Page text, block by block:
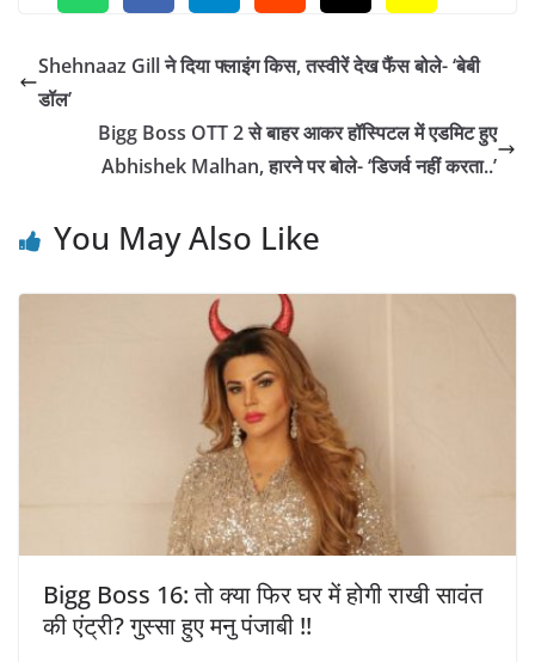
Shehnaaz Gill ने दिया फ्लाइंग किस, तस्वीरें देख फैंस बोले- ‘बेबी
डॉल’
Bigg Boss OTT 2 से बाहर आकर हॉस्पिटल में एडमिट हुए
Abhishek Malhan, हारने पर बोले- ‘डिजर्व नहीं करता..’
You May Also Like
Bigg Boss 16: तो क्या फिर घर में होगी राखी सावंत
की एंट्री? गुस्सा हुए मनु पंजाबी !!